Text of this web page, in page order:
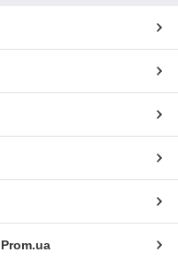
Prom.ua